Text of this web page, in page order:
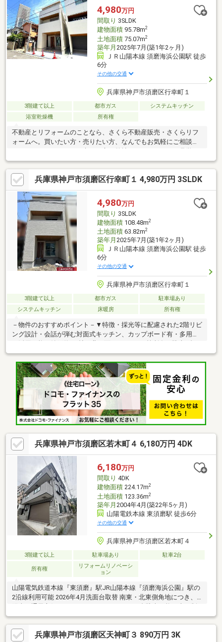
い方が広がる4LDK♪1階の広々LDKは約13.1帖で採光・通風ともに
良好です。家族の成長やライフスタイルの変化に合わせてフレキ
シブルに対応。
4,980万円
間取り 3SLDK
建物面積95.78m2
土地面積75.07m2
築年月 2025年7月(築1年2ヶ月)
ＪＲ山陽本線 須磨海浜公園駅 徒歩
6分
その他の交通
兵庫県神戸市須磨区行幸町１
3階建て以上 都市ガス
システムキッチン
浴室乾燥機
所有権
不動産とリフォームのことなら、さくら不動産販売・さくらリフ
ォームへ。買いたい方・売りたい方、なんでもお気軽にご相談く
ださい。不動産とリフォームを通じて、みなさまの発展と幸せに
貢献していきます。
兵庫県神戸市須磨区行幸町１ 4,980万円 3SLDK
4,980万円
間取り 3SLDK
建物面積108.48m2
土地面積63.82m2
築年月 2025年7月(築1年2ヶ月)
ＪＲ山陽本線 須磨海浜公園駅 徒歩
6分
その他の交通
兵庫県神戸市須磨区行幸町１
3階建て以上 都市ガス
駐車場あり
システムキッチン
床暖房 所有権
－物件のおすすめポイント－▼特徴・採光等に配慮された2階リビ
ング設計・会話が弾む対面式キッチン、カップボード有・多用途
能(車種制限有)▼設備・床暖房(LDK)・食器洗乾燥機・タッチレス
ハンドシャワー水栓・室内物干し(洗面所)・浴室1616サイズ・ス
マートロックシステム・宅配ボックス▼周辺環境・神戸市立西須
磨小学校 徒歩5分(約400m)※容積率は、前面道路幅員により160%
に制限■ ご希望の住まい探しをお手伝いします ━━━━━・・・
物件の詳細・ご相談はお気軽にお問い合わせください。
兵庫県神戸市須磨区若木町４ 6,180万円 4DK
6,180万円
間取り 4DK
建物面積224.17m2
土地面積123.36m2
築年月 2004年4月(築22年5ヶ月)
山陽電鉄本線 東須磨駅 徒歩6分
その他の交通
兵庫県神戸市須磨区若木町４
3階建て以上 駐車場あり 駐車2台
所有権
リフォームリノベーシ
ョン
山陽電気鉄道本線『東須磨』駅JR山陽本線『須磨海浜公園』駅の
2沿線利用可能 2026年4月洗面台取替 南東・北東側角地につき、
限あり） ホームエレベーターあり オートロックあり～Life
Information～●ローソン神戸若木町三丁目店：約170ｍ（徒歩約3
分）●マルアイ東須磨店：約650ｍ（徒歩約9分）●大手公園（神戸
兵庫県神戸市須磨区天神町３ 890万円 3K